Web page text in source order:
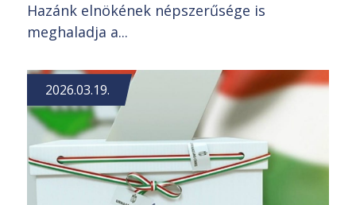
Hazánk elnökének népszerűsége is
meghaladja a...
2026.03.19.